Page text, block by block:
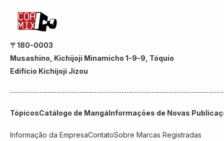
〒180-0003
Musashino, Kichijoji Minamicho 1-9-9, Tóquio
Edifício Kichijoji Jizou
TópicosCatálogo de MangáInformações de Novas
Informação da EmpresaContatoSobre Marcas Registradas